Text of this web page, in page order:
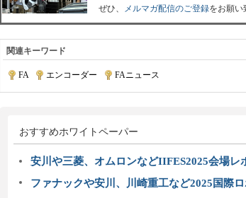
ぜひ、 メルマガ配信のご登録をお願い
関連キーワード
FA| エンコーダー FAニュース
おすすめホワイトペーパー
安川や三菱、オムロンなどIIFES2025会場レ
ファナックや安川、川崎重工など2025国際